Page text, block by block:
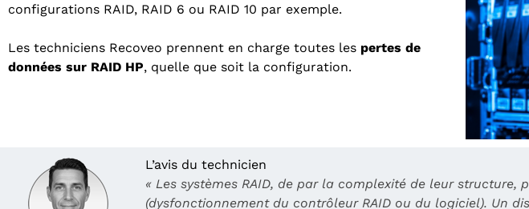
configurations RAID, RAID 6 ou RAID 10 par exemple.
Les techniciens Recoveo prennent en charge toutes les pertes de
données sur RAID HP, quelle que soit la configuration.
L’avis du technicien
« Les systèmes RAID, de par la complexité de leur
(dysfonctionnement du contrôleur RAID ou du logiciel). Un